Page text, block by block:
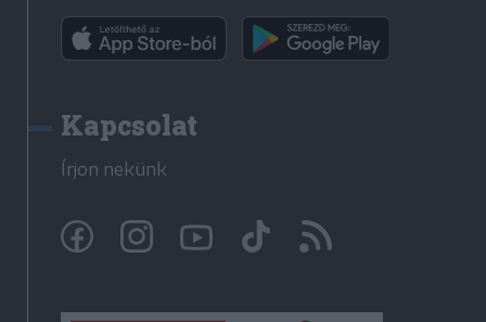
Kapcsolat
Írjon nekünk